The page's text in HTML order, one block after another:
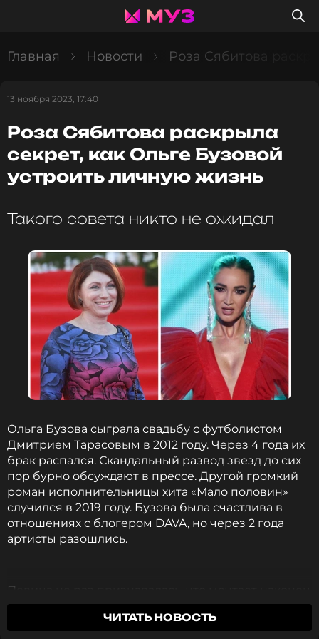
Главная Новости Роза Сябитова
13 ноября 2023, 17:40
Роза Сябитова раскрыла
секрет, как Ольге Бузовой
устроить личную жизнь
Такого совета никто не ожидал
Ольга Бузова сыграла свадьбу с футболистом
Дмитрием Тарасовым в 2012 году. Через 4 года их
брак распался. Скандальный развод звезд до сих
пор бурно обсуждают в прессе. Другой громкий
роман исполнительницы хита «Мало половин»
случился в 2019 году. Бузова была счастлива в
отношениях с блогером DAVA, но через 2 года
артисты разошлись.
Певица не раз признавалась, что мечтает наконец
найти настоящую любовь, но пока ей не везет в
личной жизни. Телеведущая Роза Сябитова
ЧИТАТЬ НОВОСТЬ